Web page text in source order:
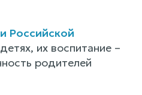
Российской
их воспитание –
родителей